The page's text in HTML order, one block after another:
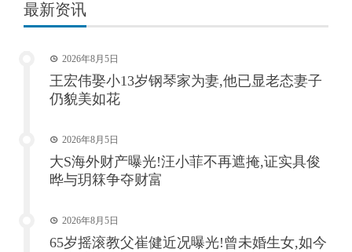
最新资讯
2026年8月5日
王宏伟娶小13岁钢琴家为妻,他已显老态妻子
仍貌美如花
2026年8月5日
大S海外财产曝光!汪小菲不再遮掩,证实具俊
晔与玥箖争夺财富
2026年8月5日
65岁摇滚教父崔健近况曝光!曾未婚生女,如今